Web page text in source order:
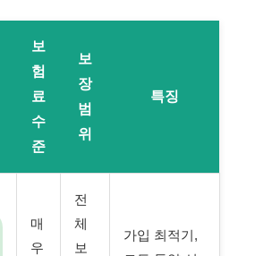
보
험
료
수
준
보
장
범
위
특징
매
우
전
체
보
가입 최적기,